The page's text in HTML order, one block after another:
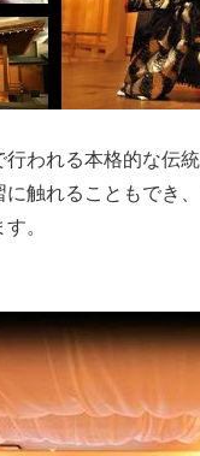
われる本格的な伝
触れることもでき
。